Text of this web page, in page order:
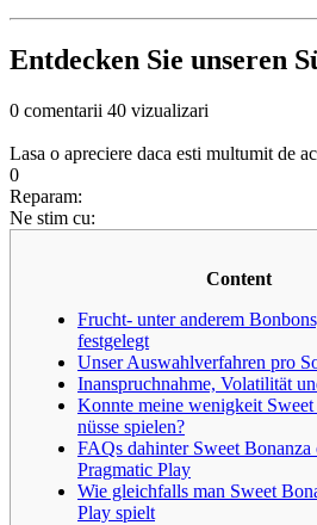
Entdecken Sie unseren
0 comentarii 40 vizualizari
Lasa o apreciere daca esti multumit de
0
Reparam:
Ne stim cu:
Content
Frucht- unter anderem
festgelegt
Unser Auswahlverfahren pro
Inanspruchnahme, Volatilität
Konnte meine wenigkeit
nüsse spielen?
FAQs dahinter Sweet Bonanza
Pragmatic Play
Wie gleichfalls man Sweet
Play spielt